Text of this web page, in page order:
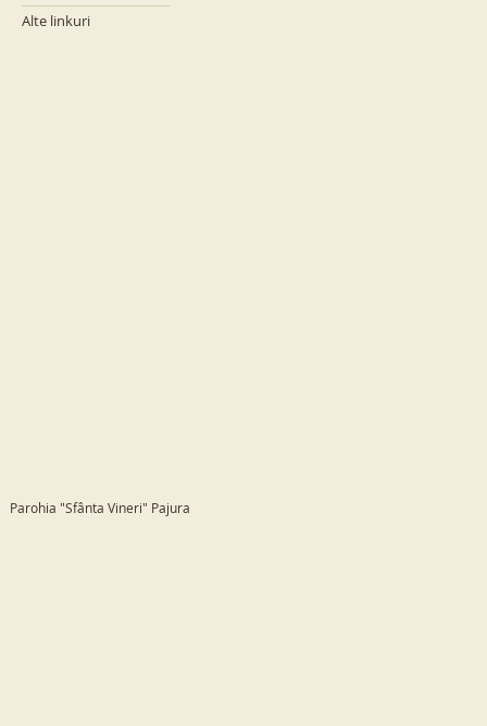
Alte linkuri
Parohia "Sfânta Vineri" Pajura